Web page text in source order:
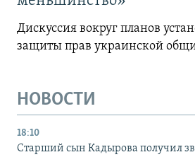
Дискуссия вокруг планов
защиты прав украинской
НОВОСТИ
18:10
Старший сын Кадырова получил